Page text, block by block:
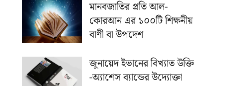
মানবজাতির প্রতি আল-
কোরআন এর ১০০টি শিক্ষনীয়
বাণী বা উপদেশ
জুনায়েদ ইভানের বিখ্যাত উক্তি
-অ্যাশেস ব্যান্ডের উদ্যোক্তা